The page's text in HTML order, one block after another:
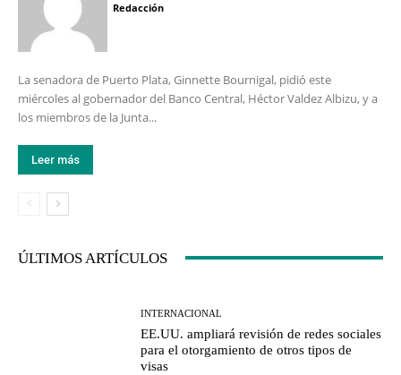
Redacción
La senadora de Puerto Plata, Ginnette Bournigal, pidió este
miércoles al gobernador del Banco Central, Héctor Valdez Albizu, y a
los miembros de la Junta...
Leer más
ÚLTIMOS ARTÍCULOS
INTERNACIONAL
EE.UU. ampliará revisión de redes sociales
para el otorgamiento de otros tipos de
visas